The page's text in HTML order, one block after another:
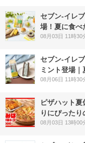
セブン‐イレ
場！夏に食べ
08月03日 11時30
セブン‐イレ
ミント登場
08月06日 11時30
ピザハット
りにぴった
08月03日 13時00